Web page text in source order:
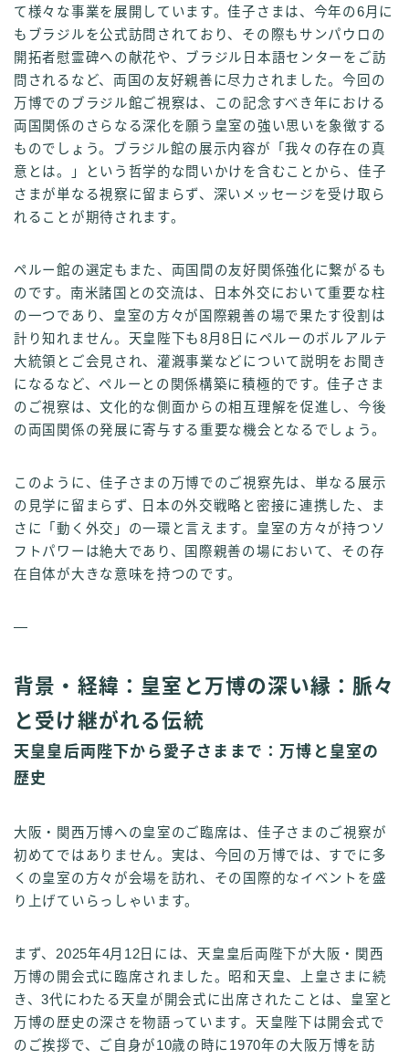
て様々な事業を展開しています。佳子さまは、今年の6月に
もブラジルを公式訪問されており、その際もサンパウロの
開拓者慰霊碑への献花や、ブラジル日本語センターをご訪
問されるなど、両国の友好親善に尽力されました。今回の
万博でのブラジル館ご視察は、この記念すべき年における
両国関係のさらなる深化を願う皇室の強い思いを象徴する
ものでしょう。ブラジル館の展示内容が「我々の存在の真
意とは。」という哲学的な問いかけを含むことから、佳子
さまが単なる視察に留まらず、深いメッセージを受け取ら
れることが期待されます。
ペルー館の選定もまた、両国間の友好関係強化に繋がるも
のです。南米諸国との交流は、日本外交において重要な柱
の一つであり、皇室の方々が国際親善の場で果たす役割は
計り知れません。天皇陛下も8月8日にペルーのボルアルテ
大統領とご会見され、灌漑事業などについて説明をお聞き
になるなど、ペルーとの関係構築に積極的です。佳子さま
のご視察は、文化的な側面からの相互理解を促進し、今後
の両国関係の発展に寄与する重要な機会となるでしょう。
このように、佳子さまの万博でのご視察先は、単なる展示
の見学に留まらず、日本の外交戦略と密接に連携した、ま
さに「動く外交」の一環と言えます。皇室の方々が持つソ
フトパワーは絶大であり、国際親善の場において、その存
在自体が大きな意味を持つのです。
—
背景・経緯：皇室と万博の深い縁：脈々
と受け継がれる伝統
天皇皇后両陛下から愛子さままで：万博と皇室の
歴史
大阪・関西万博への皇室のご臨席は、佳子さまのご視察が
初めてではありません。実は、今回の万博では、すでに多
くの皇室の方々が会場を訪れ、その国際的なイベントを盛
り上げていらっしゃいます。
まず、2025年4月12日には、天皇皇后両陛下が大阪・関西
万博の開会式に臨席されました。昭和天皇、上皇さまに続
き、3代にわたる天皇が開会式に出席されたことは、皇室と
万博の歴史の深さを物語っています。天皇陛下は開会式で
のご挨拶で、ご自身が10歳の時に1970年の大阪万博を訪